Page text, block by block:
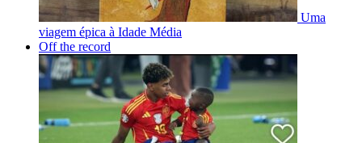
Uma
viagem épica à Idade Média
Off the record